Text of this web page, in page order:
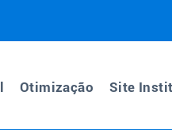
Otimização Site